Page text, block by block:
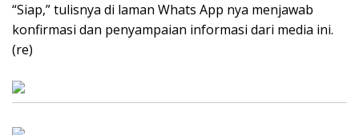
“Siap,” tulisnya di laman Whats App nya menjawab
konfirmasi dan penyampaian informasi dari media ini.
(re)